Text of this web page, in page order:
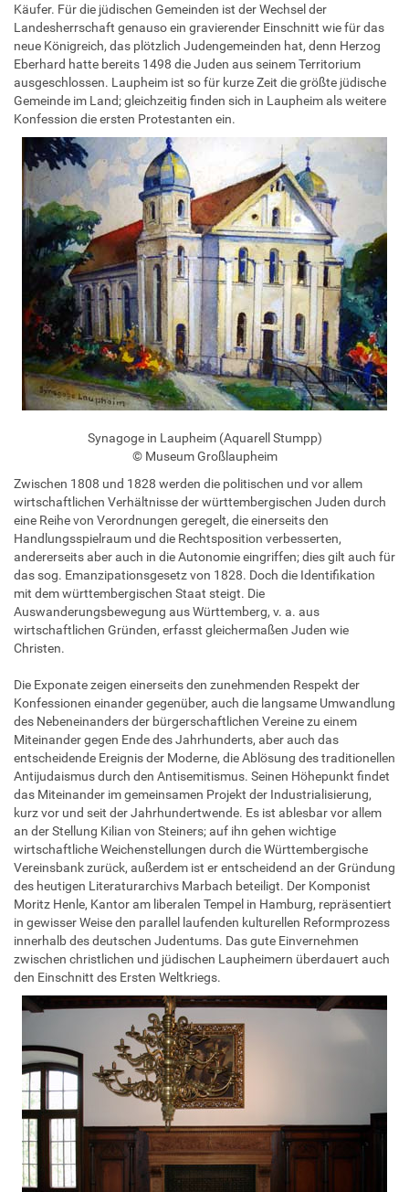
Käufer. Für die jüdischen Gemeinden ist der Wechsel der
Landesherrschaft genauso ein gravierender Einschnitt wie für das
neue Königreich, das plötzlich Judengemeinden hat, denn Herzog
Eberhard hatte bereits 1498 die Juden aus seinem Territorium
ausgeschlossen. Laupheim ist so für kurze Zeit die größte jüdische
Gemeinde im Land; gleichzeitig finden sich in Laupheim als weitere
Konfession die ersten Protestanten ein.
Synagoge in Laupheim (Aquarell Stumpp)
© Museum Großlaupheim
Zwischen 1808 und 1828 werden die politischen und vor allem
wirtschaftlichen Verhältnisse der württembergischen Juden durch
eine Reihe von Verordnungen geregelt, die einerseits den
Handlungsspielraum und die Rechtsposition verbesserten,
andererseits aber auch in die Autonomie eingriffen; dies gilt auch für
das sog. Emanzipationsgesetz von 1828. Doch die Identifikation
mit dem württembergischen Staat steigt. Die
Auswanderungsbewegung aus Württemberg, v. a. aus
wirtschaftlichen Gründen, erfasst gleichermaßen Juden wie
Christen.
Die Exponate zeigen einerseits den zunehmenden Respekt der
Konfessionen einander gegenüber, auch die langsame Umwandlung
des Nebeneinanders der bürgerschaftlichen Vereine zu einem
Miteinander gegen Ende des Jahrhunderts, aber auch das
entscheidende Ereignis der Moderne, die Ablösung des traditionellen
Antijudaismus durch den Antisemitismus. Seinen Höhepunkt findet
das Miteinander im gemeinsamen Projekt der Industrialisierung,
kurz vor und seit der Jahrhundertwende. Es ist ablesbar vor allem
an der Stellung Kilian von Steiners; auf ihn gehen wichtige
wirtschaftliche Weichenstellungen durch die Württembergische
Vereinsbank zurück, außerdem ist er entscheidend an der Gründung
des heutigen Literaturarchivs Marbach beteiligt. Der Komponist
Moritz Henle, Kantor am liberalen Tempel in Hamburg, repräsentiert
in gewisser Weise den parallel laufenden kulturellen Reformprozess
innerhalb des deutschen Judentums. Das gute Einvernehmen
zwischen christlichen und jüdischen Laupheimern überdauert auch
den Einschnitt des Ersten Weltkriegs.